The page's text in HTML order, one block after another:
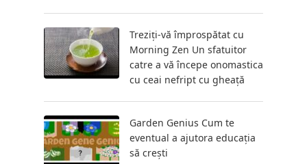
Treziți-vă împrospătat cu
Morning Zen Un sfatuitor
catre a vă începe onomastica
cu ceai nefript cu gheață
Garden Genius Cum te
eventual a ajutora educația
să crești